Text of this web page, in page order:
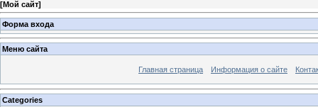
[Мой сайт]
Форма входа
Меню сайта
Главная страница Информация о сайте
Categories